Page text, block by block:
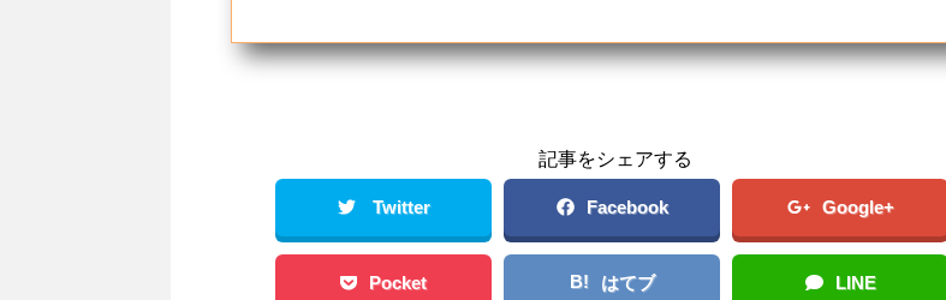
記事をシェアする
Twitter Facebook Google+
Pocket B! はてブ LINE